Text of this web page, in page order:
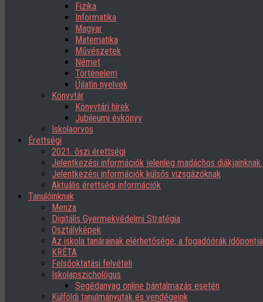
Fizika
Informatika
Magyar
Matematika
Művészetek
Német
Történelem
Újlatin nyelvek
Könyvtár
Könyvtári hírek
Jubileumi évkönyv
Iskolaorvos
Érettségi
2021. őszi érettségi
Jelentkezési információk jelenleg madáchos
Jelentkezési információk külsős vizsgázóknak
Aktuális érettségi információk
Tanulóinknak
Menza
Digitális Gyermekvédelmi Stratégia
Osztályképek
Az iskola tanárainak elérhetősége, a fogadóórák
KRÉTA
Felsőoktatási felvételi
Iskolapszichológus
Segédanyag online bántalmazás esetén
Külföldi tanulmányutak és vendégeink